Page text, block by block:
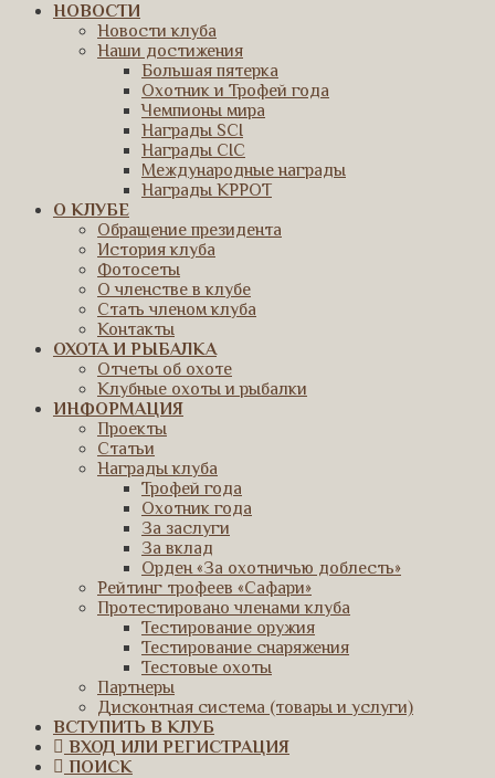
НОВОСТИ
Новости клуба
Наши достижения
Большая пятерка
Охотник и Трофей года
Чемпионы мира
Награды SCI
Награды CIC
Международные награды
Награды КРРОТ
О КЛУБЕ
Обращение президента
История клуба
Фотосеты
О членстве в клубе
Стать членом клуба
Контакты
ОХОТА И РЫБАЛКА
Отчеты об охоте
Клубные охоты и рыбалки
ИНФОРМАЦИЯ
Проекты
Статьи
Награды клуба
Трофей года
Охотник года
За заслуги
За вклад
Орден «За охотничью доблесть»
Рейтинг трофеев «Сафари»
Протестировано членами клуба
Тестирование оружия
Тестирование снаряжения
Тестовые охоты
Партнеры
Дисконтная система (товары и услуги)
ВСТУПИТЬ В КЛУБ
ВХОД ИЛИ РЕГИСТРАЦИЯ
ПОИСК